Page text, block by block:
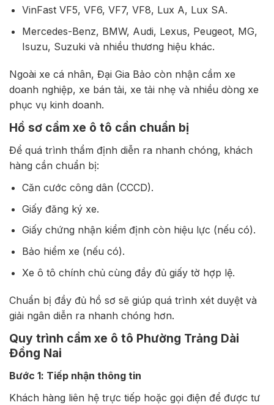
VinFast VF5, VF6, VF7, VF8, Lux A, Lux SA.
Mercedes-Benz, BMW, Audi, Lexus, Peugeot, MG,
Isuzu, Suzuki và nhiều thương hiệu khác.
Ngoài xe cá nhân, Đại Gia Bảo còn nhận cầm xe
doanh nghiệp, xe bán tải, xe tải nhẹ và nhiều dòng xe
phục vụ kinh doanh.
Hồ sơ cầm xe ô tô cần chuẩn bị
Để quá trình thẩm định diễn ra nhanh chóng, khách
hàng cần chuẩn bị:
Căn cước công dân (CCCD).
Giấy đăng ký xe.
Giấy chứng nhận kiểm định còn hiệu lực (nếu có).
Bảo hiểm xe (nếu có).
Xe ô tô chính chủ cùng đầy đủ giấy tờ hợp lệ.
Chuẩn bị đầy đủ hồ sơ sẽ giúp quá trình xét duyệt và
giải ngân diễn ra nhanh chóng hơn.
Quy trình cầm xe ô tô Phường Trảng Dài
Đồng Nai
Bước 1: Tiếp nhận thông tin
Khách hàng liên hệ trực tiếp hoặc gọi điện để được tư